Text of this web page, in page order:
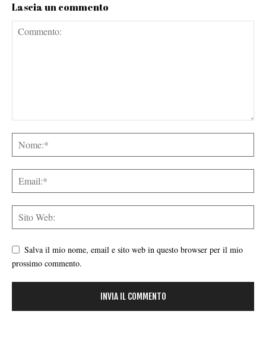
Lascia un commento
Salva il mio nome, email e sito web in questo browser per il mio
prossimo commento.